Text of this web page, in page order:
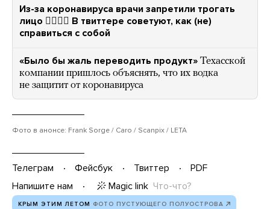
Из-за коронавируса врачи запретили трогать
лицо 🤦‍♂️🤦‍♀️ В твиттере советуют, как (не)
справиться с собой
«Было бы жаль переводить продукт» Техасской
компании пришлось объяснять, что их водка
не защитит от коронавируса
Фото в анонсе: Frank Sorge / Caro / Scanpix / LETA
Телеграм Фейсбук Твиттер
PDF
Напишите нам
Magic link Что-что?
КРЫМ ЭТИМ ЛЕТОМ ФОТО ПУСТУЮЩЕГО ПОЛУОСТРОВА